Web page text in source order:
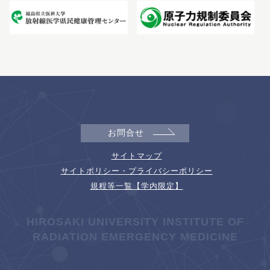
お問合せ
サイトマップ
サイトポリシー・プライバシーポリシー
規程等一覧【学内限定】
HIROSAKI UNIVERSITY INSTITUTE OF
RADIATION EMERGENCY MEDICINE